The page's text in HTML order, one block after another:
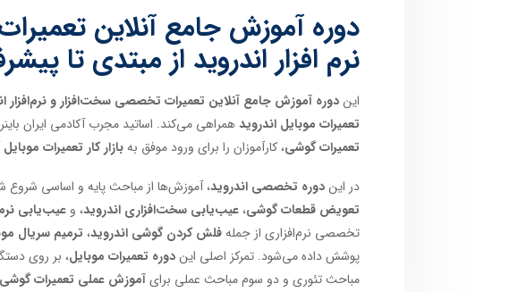
دوره آموزش جامع آنلاین
نرم افزار اندروید از مبتدی تا
ایندوره آموزش جامع آنلاین تعمیرات تخصصی سخت‌افزار و نرم‌افزار
تعمیرات موبایل اندرویدهمراهی می‌کند. اساتید مجرب آکادمی ایران
تعمیرات گوشی، کارآموزان را برای ورود موفق بهبازار کار تعمیرات موبایل
در ایندوره تخصصی اندروید، آموزش‌ها از مباحث پایه و اساسی شروع
تعویض قطعات گوشی، عیب‌یابی سخت‌افزاری اندروید، و عیب‌یابی
تخصصی نرم‌افزاری از جملهفلش کردن گوشی اندروید، ترمیم سریال
پوشش داده می‌شود. تمرکز اصلی ایندوره تعمیرات موبایل، بر روی
مباحث تئوری و دو سوم مباحث عملی برایآموزش عملی تعمیرات گوشی